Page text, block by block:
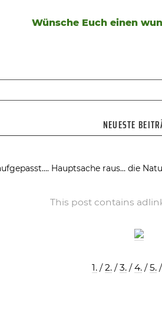
Wünsche Euch einen
NEUESTE
Hauptsache raus… die
This post contains
1. /2. /3. /4. /5. /